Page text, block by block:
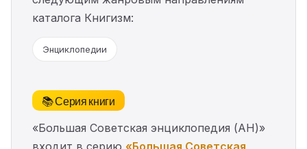
каталога Книгизм:
Энциклопедии
📚 Серия книги
«Большая Советская энциклопедия (АН)»
входит в серию «Большая Советская